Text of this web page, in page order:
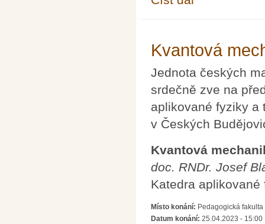
Kvantová
Jednota českých
srdečně zve na
aplikované fyziky a
v Českých
Kvantová
doc. RNDr. Josef
Katedra
Místo konání: Pedagogická
Datum konání: 25.04.2023 - 15:00